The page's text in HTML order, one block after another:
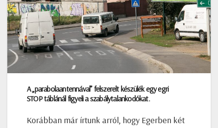
A „parabolaantennával” felszerelt készülék egy egri
STOP táblánál figyeli a szabálytalankodókat.
Korábban már írtunk arról, hogy Egerben két